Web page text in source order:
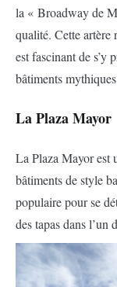
la « Broadway de
qualité. Cette artère
est fascinant de s’y
bâtiments
La Plaza Mayor
La Plaza Mayor est
bâtiments de style
populaire pour se
des tapas dans l’un